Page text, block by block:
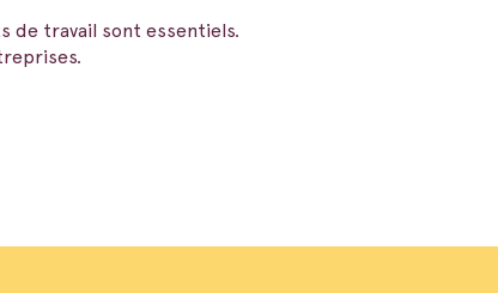
de travail sont essentiels.